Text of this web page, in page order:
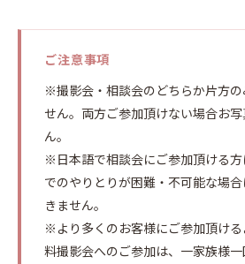
ご注意事項
※撮影会・相談会のどちらか片方
せん。両方ご参加頂けない場合お
ん。
※日本語で相談会にご参加頂ける
でのやりとりが困難・不可能な場
きません。
※より多くのお客様にご参加頂け
料撮影会へのご参加は、一家族様